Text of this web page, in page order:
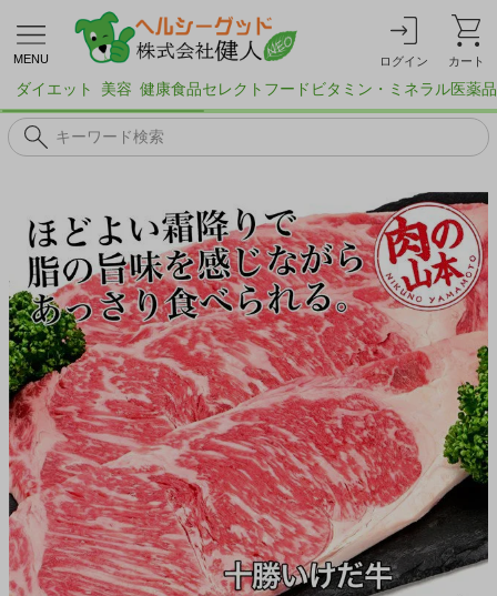
MENU ログイン カート
ダイエット 美容 健康食品セレクトフード ビタミン・ミネラル医薬品